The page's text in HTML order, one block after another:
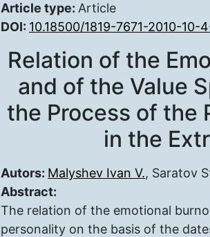
Article type: Article
DOI: 10.18500/1819-7671-2010-10-
Relation of the
and of the Value
the Process of the
in the
Autors: Malyshev Ivan V., Saratov
Abstract:
The relation of the emotional
personality on the basis of the